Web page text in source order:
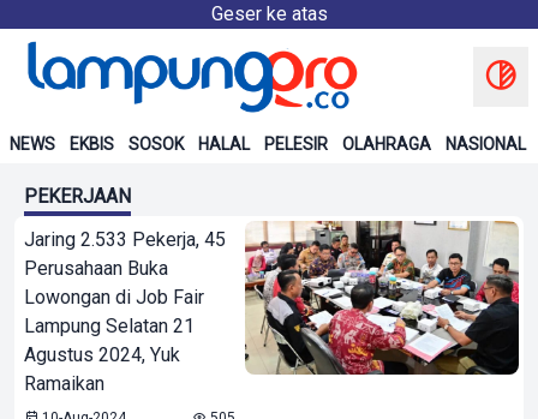
Geser ke atas
NEWS EKBIS SOSOK HALAL PELESIR OLAHRAGA NASIONAL
PEKERJAAN
Jaring 2.533 Pekerja, 45
Perusahaan Buka
Lowongan di Job Fair
Lampung Selatan 21
Agustus 2024, Yuk
Ramaikan